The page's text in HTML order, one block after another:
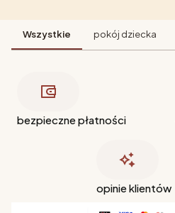
Wszystkie pokój dziecka
bezpieczne płatności
opinie klientów